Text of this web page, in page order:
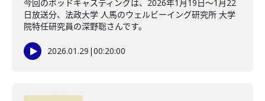
今回のポッドキャスティングは、2026年1月19日〜1月22
日放送分、法政大学 人馬のウェルビーイング研究所 大学
院特任研究員の深野聡さんです。
2026.01.29 |00:20:00